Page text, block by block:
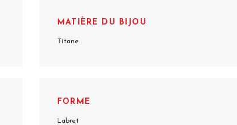
MATIÈRE DU BIJOU
Titane
FORME
Labret